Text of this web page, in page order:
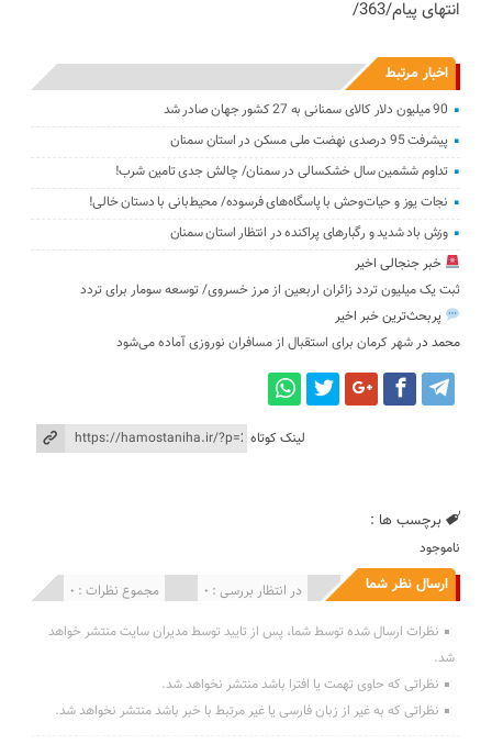
انتهای پیام/363/
اخبار مرتبط
90 میلیون دلار کالای سمنانی به 27 کشور جهان صادر شد
پیشرفت 95 درصدی نهضت ملی مسکن در استان سمنان
تداوم ششمین سال خشکسالی در سمنان/ چالش‌ جدی‌ تامین شرب!
نجات یوز و حیات‌وحش با پاسگاه‌های فرسوده/ ‌محیط‌بانی با دستان خالی!
وزش باد شدید و رگبارهای پراکنده در انتظار استان سمنان
خبر جنجالی اخیر
ثبت یک میلیون تردد زائران اربعین از مرز خسروی/ توسعه سومار برای تردد
پربحث‌ترین خبر اخیر
محمد درشهر کرمان برای استقبال از مسافران نوروزی آماده می‌شود
لینک کوتاه
برچسب ها :
ناموجود
ارسال نظر شما مجموع نظرات : 0 در انتظار بررسی : 0 انتشار یافته : 0
نظرات ارسال شده توسط شما، پس از تایید توسط مدیران سایت منتشر خواهد
شد.
نظراتی که حاوی تهمت یا افترا باشد منتشر نخواهد شد.
نظراتی که به غیر از زبان فارسی یا غیر مرتبط با خبر باشد منتشر نخواهد شد.